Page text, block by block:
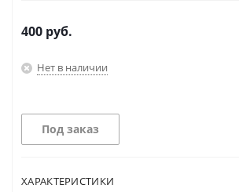
400 руб.
Нет в наличии
Под заказ
ХАРАКТЕРИСТИКИ